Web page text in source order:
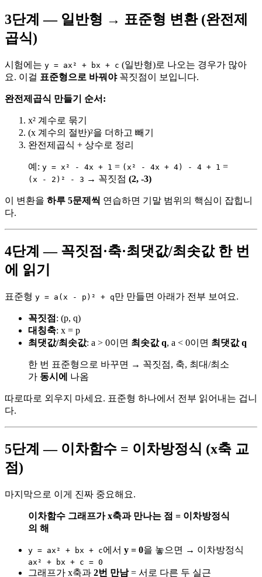
3단계 — 일반형 → 표준형 변환 (완전제
곱식)
시험에는 y = ax² + bx + c (일반형)로 나오는 경우가 많아
요. 이걸 표준형으로 바꿔야꼭짓점이 보입니다.
완전제곱식 만들기 순서:
x² 계수로 묶기
(x 계수의 절반)²을 더하고 빼기
완전제곱식 + 상수로 정리
예: y = x² - 4x + 1 = (x² - 4x + 4) - 4 + 1 =
(x - 2)² - 3 → 꼭짓점 (2, -3)
이 변환을 하루 5문제씩 연습하면 기말 범위의 핵심이 잡힙니
다.
4단계 — 꼭짓점·축·최댓값/최솟값 한 번
에 읽기
표준형 y = a(x - p)² + q만 만들면 아래가 전부 보여요.
꼭짓점 : (p, q)
대칭축: x = p
최댓값/최솟값: a > 0이면 최솟값 q, a < 0이면 최댓값 q
한 번 표준형으로 바꾸면 → 꼭짓점, 축, 최대/최소
가 동시에 나옴
따로따로 외우지 마세요. 표준형 하나에서 전부 읽어내는 겁니
다.
5단계 — 이차함수 = 이차방정식 (x축 교
점)
마지막으로 이게 진짜 중요해요.
이차함수 그래프가 x축과 만나는 점 = 이차방정식
의 해
y = ax² + bx + c에서 y = 0을 놓으면 → 이차방정식
ax² + bx + c = 0
그래프가 x축과 2번 만남= 서로 다른 두 실근